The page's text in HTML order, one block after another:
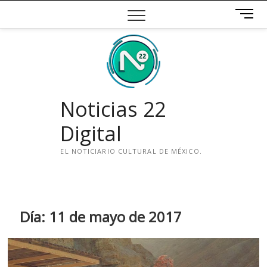
contenido
B
o
Noticias 22
Digital
EL NOTICIARIO CULTURAL DE MÉXICO.
g
Día: 11 de mayo de 2017